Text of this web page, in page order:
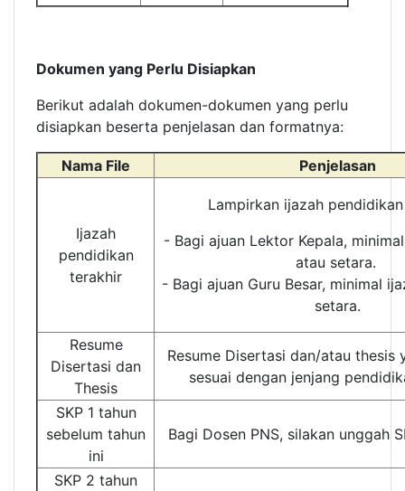
Dokumen yang Perlu Disiapkan
Berikut adalah dokumen-dokumen yang perlu
disiapkan beserta penjelasan dan formatnya:
Nama File Penjelasan
Ijazah
pendidikan
terakhir
Lampirkan ijazah
- Bagi ajuan Lektor Kepala,
atau setara.
- Bagi ajuan Guru Besar, minimal
setara.
Resume
Disertasi dan
Thesis
Resume Disertasi dan/atau thesis
sesuai dengan jenjang
SKP 1 tahun
sebelum tahun
ini
Bagi Dosen PNS, silakan unggah
SKP 2 tahun